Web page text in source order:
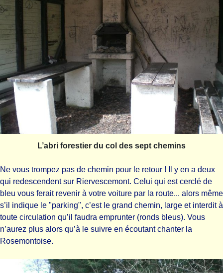
L’abri forestier du col des sept chemins
Ne vous trompez pas de chemin pour le retour ! Il y en a deux
qui redescendent sur Riervescemont. Celui qui est cerclé de
bleu vous ferait revenir à votre voiture par la route... alors même
s’il indique le "parking", c’est le grand chemin, large et interdit à
toute circulation qu’il faudra emprunter (ronds bleus). Vous
n’aurez plus alors qu’à le suivre en écoutant chanter la
Rosemontoise.